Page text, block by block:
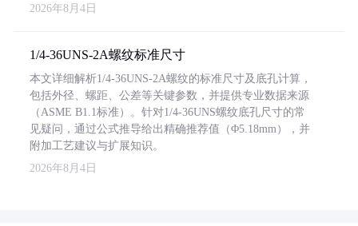
2026年8月4日
1/4-36UNS-2A螺纹标准尺寸
本文详细解析1/4-36UNS-2A螺纹的标准尺寸及底孔计算，
包括外径、螺距、公差等关键参数，并提供专业数据来源
（ASME B1.1标准）。针对1/4-36UNS螺纹底孔尺寸的常
见疑问，通过公式推导给出精确推荐值（Φ5.18mm），并
附加工艺建议与扩展知识。
2026年8月4日